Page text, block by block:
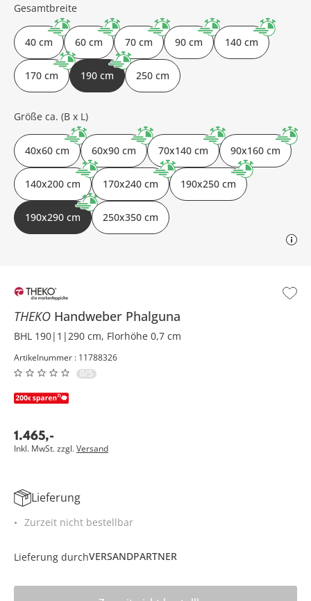
THEKO Handweber Phalguna
BHL 190|1|290 cm, Florhöhe 0,7 cm
Artikelnummer : 11788326
0/5
1.465,-
Inkl. MwSt. zzgl.Versand
Gesamtbreite
40 cm 60 cm 70 cm 90 cm 140 cm
170 cm 190 cm 250 cm
Größe ca. (B x L)
40x60 cm 60x90 cm 70x140 cm 90x160 cm
140x200 cm 170x240 cm 190x250 cm
190x290 cm 250x350 cm
Lieferung
Zurzeit nicht bestellbar
Lieferung durchVERSANDPARTNER